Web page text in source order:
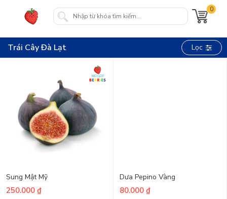
0
Trái Cây Đà Lạt Lọc
Sung Mật Mỹ
250.000 ₫
Dưa Pepino Vàng
80.000 ₫